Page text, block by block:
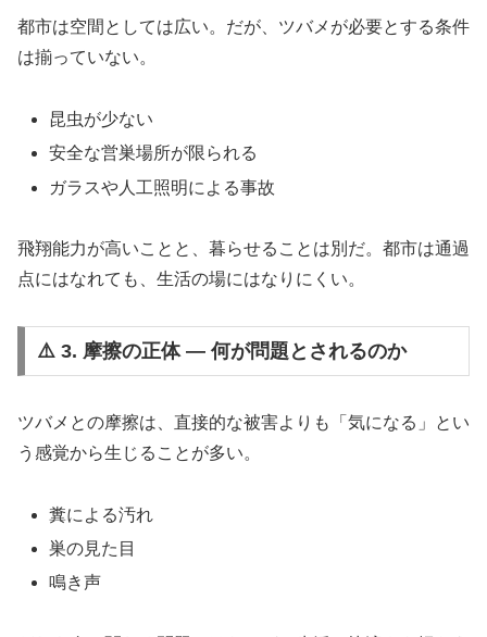
都市は空間としては広い。だが、ツバメが必要とする条件
は揃っていない。
昆虫が少ない
安全な営巣場所が限られる
ガラスや人工照明による事故
飛翔能力が高いことと、暮らせることは別だ。都市は通過
点にはなれても、生活の場にはなりにくい。
⚠️ 3. 摩擦の正体 ― 何が問題とされるのか
ツバメとの摩擦は、直接的な被害よりも「気になる」とい
う感覚から生じることが多い。
糞による汚れ
巣の見た目
鳴き声